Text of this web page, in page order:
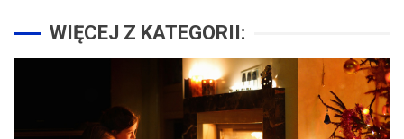
WIĘCEJ Z KATEGORII: